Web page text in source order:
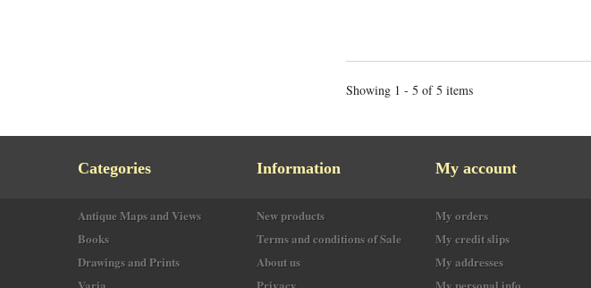
Showing 1 - 5 of 5 items
Categories
Antique Maps and Views
Books
Drawings and Prints
Information
New products
Terms and conditions of Sale
About us
My account
My orders
My credit slips
My addresses